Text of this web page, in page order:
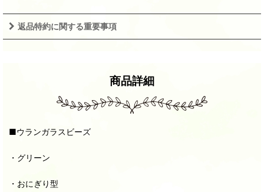
返品特約に関する重要事項
商品詳細
■ウランガラスビーズ
・グリーン
・おにぎり型